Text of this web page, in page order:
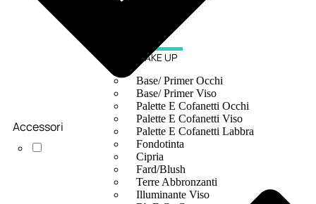
MAKE UP
Base/ Primer Occhi
Base/ Primer Viso
Palette E Cofanetti Occhi
Palette E Cofanetti Viso
Palette E Cofanetti Labbra
Fondotinta
Cipria
Fard/Blush
Terre Abbronzanti
Illuminante Viso
Accessori